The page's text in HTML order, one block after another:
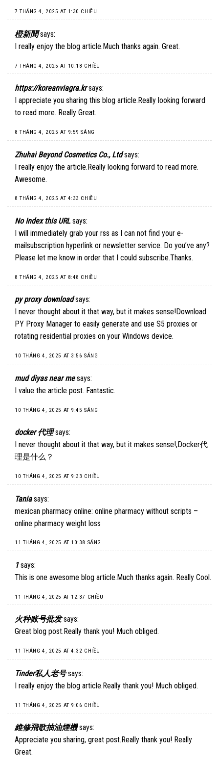
7 THÁNG 4, 2025 AT 1:30 CHIỀU
橙新聞 says:
I really enjoy the blog article.Much thanks again. Great.
7 THÁNG 4, 2025 AT 10:18 CHIỀU
https://koreanviagra.kr says:
I appreciate you sharing this blog article.Really looking forward
to read more. Really Great.
8 THÁNG 4, 2025 AT 9:59 SÁNG
Zhuhai Beyond Cosmetics Co., Ltd says:
I really enjoy the article.Really looking forward to read more.
Awesome.
8 THÁNG 4, 2025 AT 4:33 CHIỀU
No Index this URL says:
I will immediately grab your rss as I can not find your e-
mailsubscription hyperlink or newsletter service. Do you’ve any?
Please let me know in order that I could subscribe.Thanks.
8 THÁNG 4, 2025 AT 8:48 CHIỀU
py proxy download says:
I never thought about it that way, but it makes sense!Download
PY Proxy Manager to easily generate and use S5 proxies or
rotating residential proxies on your Windows device.
10 THÁNG 4, 2025 AT 3:56 SÁNG
mud diyas near me says:
I value the article post. Fantastic.
10 THÁNG 4, 2025 AT 9:45 SÁNG
docker 代理 says:
I never thought about it that way, but it makes sense!,Docker代
理是什么 ？
10 THÁNG 4, 2025 AT 9:33 CHIỀU
Tania says:
mexican pharmacy online: online pharmacy without scripts –
online pharmacy weight loss
11 THÁNG 4, 2025 AT 10:38 SÁNG
1 says:
This is one awesome blog article.Much thanks again. Really Cool.
11 THÁNG 4, 2025 AT 12:37 CHIỀU
火种账号批发 says:
Great blog post.Really thank you! Much obliged.
11 THÁNG 4, 2025 AT 4:32 CHIỀU
Tinder私人老号 says:
I really enjoy the blog article.Really thank you! Much obliged.
11 THÁNG 4, 2025 AT 9:06 CHIỀU
維修飛歌抽油煙機 says:
Appreciate you sharing, great post.Really thank you! Really
Great.